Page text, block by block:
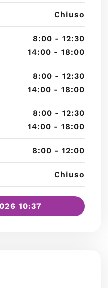
Chiuso
8:00 - 12:30
14:00 - 18:00
8:00 - 12:30
14:00 - 18:00
8:00 - 12:30
14:00 - 18:00
8:00 - 12:00
Chiuso
10:37